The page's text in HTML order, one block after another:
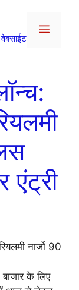
Menu
एंट्री
के लिए